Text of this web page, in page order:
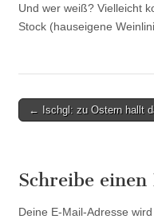
Und wer weiß? Vielleicht
Stock (hauseigene
Post← Ischgl: zu Ostern hallt
Schreibe
Deine E-Mail-Adresse